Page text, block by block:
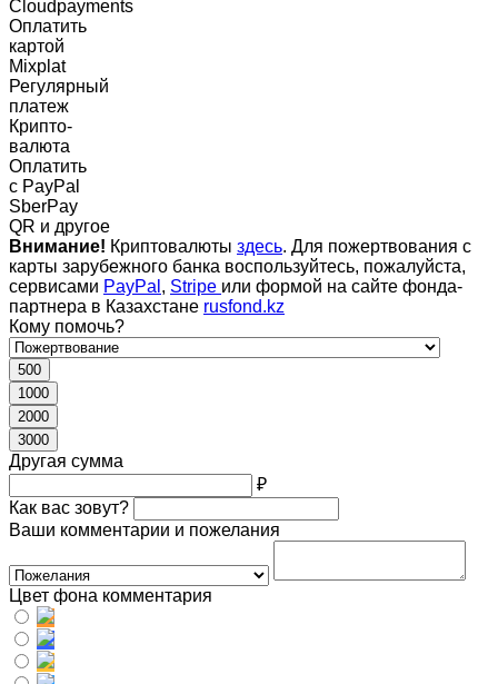
Cloudpayments
Оплатить
картой
Mixplat
Регулярный
платеж
Крипто-
валюта
Оплатить
c PayPal
SberPay
QR и другое
Внимание! Криптовалюты здесь. Для пожертвования с
карты зарубежного банка воспользуйтесь, пожалуйста,
сервисами PayPal , Stripe или формой на сайте фонда-
партнера в Казахстане rusfond.kz
Кому помочь?
500
1000
2000
3000
Другая сумма
₽
Как вас зовут?
Ваши комментарии и пожелания
Цвет фона комментария